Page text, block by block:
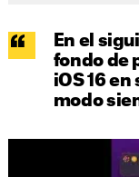
En el
fondo de
iOS 16
modo